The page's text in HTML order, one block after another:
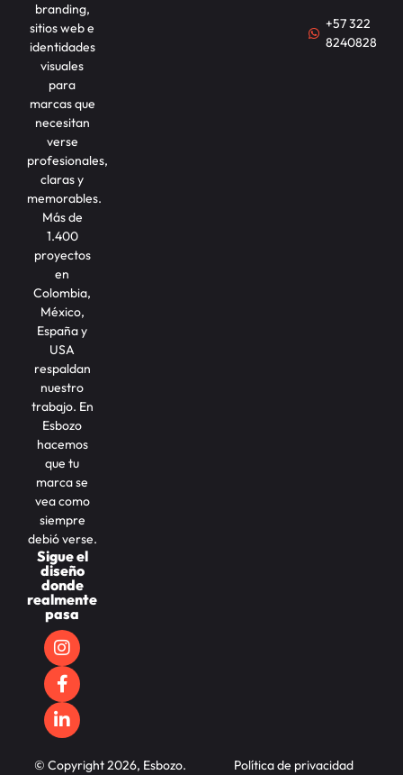
branding,
sitios web e
identidades
visuales
para
marcas que
necesitan
verse
profesionales,
claras y
memorables.
Más de
1.400
proyectos
en
Colombia,
México,
España y
USA
respaldan
nuestro
trabajo. En
Esbozo
hacemos
que tu
marca se
vea como
siempre
debió verse.
Sigue el
diseño
donde
realmente
pasa
+57 322
8240828
© Copyright 2026, Esbozo.
Política de privacidad